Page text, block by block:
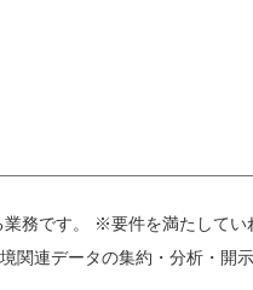
業務です。 ※要件を満たしてい
関連データの集約・分析・開示